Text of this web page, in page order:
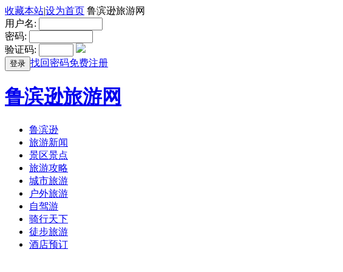
收藏本站|设为首页 鲁滨逊旅游网
用户名:
密码:
验证码:
登录 找回密码免费注册
鲁滨逊旅游网
鲁滨逊
旅游新闻
景区景点
旅游攻略
城市旅游
户外旅游
自驾游
骑行天下
徒步旅游
酒店预订